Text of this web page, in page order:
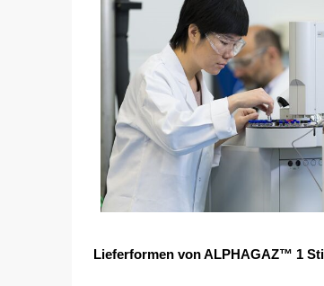
Lieferformen von ALPHAGAZ™ 1